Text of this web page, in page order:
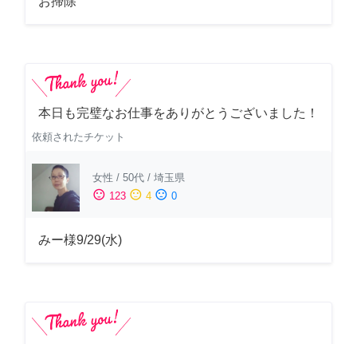
本日も完璧なお仕事をありがとうございました！
依頼されたチケット
女性 / 50代 / 埼玉県
sentiment_satisfied 123 sentiment_neutral 4 sentiment_dissatisfied 0
みー様9/29(水)